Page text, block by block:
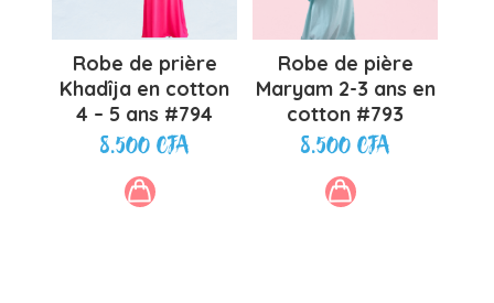
Robe de prière
Khadîja en cotton
4 – 5 ans #794
8.500 CFA
Robe de pière
Maryam 2-3 ans en
cotton #793
8.500 CFA